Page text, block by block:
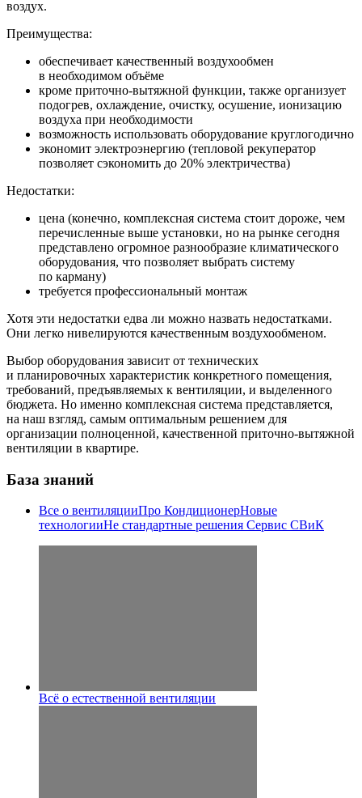
воздух.
Преимущества:
обеспечивает качественный воздухообмен
в необходимом объёме
кроме приточно-вытяжной функции, также организует
подогрев, охлаждение, очистку, осушение, ионизацию
воздуха при необходимости
возможность использовать оборудование круглогодично
экономит электроэнергию (тепловой рекуператор
позволяет сэкономить до 20% электричества)
Недостатки:
цена (конечно, комплексная система стоит дороже, чем
перечисленные выше установки, но на рынке сегодня
представлено огромное разнообразие климатического
оборудования, что позволяет выбрать систему
по карману)
требуется профессиональный монтаж
Хотя эти недостатки едва ли можно назвать недостатками.
Они легко нивелируются качественным воздухообменом.
Выбор оборудования зависит от технических
и планировочных характеристик конкретного помещения,
требований, предъявляемых к вентиляции, и выделенного
бюджета. Но именно комплексная система представляется,
на наш взгляд, самым оптимальным решением для
организации полноценной, качественной приточно-вытяжной
вентиляции в квартире.
База знаний
Все о вентиляцииПро КондиционерНовые
технологииНе стандартные решения Сервис СВиК
Всё о естественной вентиляции